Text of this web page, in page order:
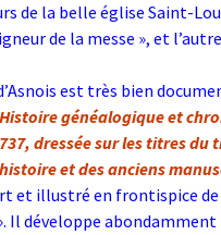
de la belle église Saint-
de la messe », et
est très bien
Histoire généalogique et
dressée sur les titres
et des anciens
et illustré en frontispice de
Il développe